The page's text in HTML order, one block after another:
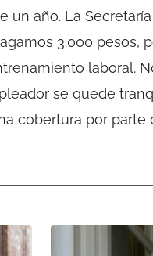
un año. La
3.000 pesos,
laboral.
se quede
cobertura por parte